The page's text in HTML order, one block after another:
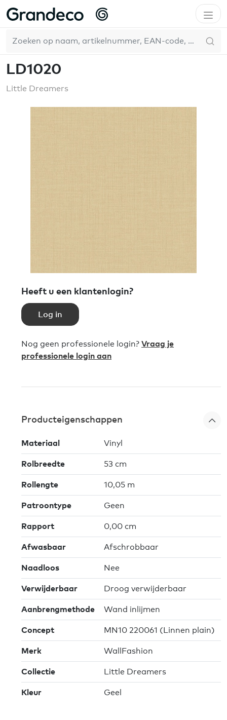
Home WallFashion Little Dreamers
LD1020
Little Dreamers
Heeft u een klantenlogin?
Log in
Nog geen professionele login? Vraag je
professionele login aan
Producteigenschappen
Materiaal Vinyl
Rolbreedte 53 cm
Rollengte 10,05 m
Patroontype Geen
Rapport 0,00 cm
Afwasbaar Afschrobbaar
Naadloos Nee
Verwijderbaar Droog verwijderbaar
Aanbrengmethode Wand inlijmen
Concept MN10 220061 (Linnen plain)
Merk WallFashion
Collectie Little Dreamers
Kleur Geel